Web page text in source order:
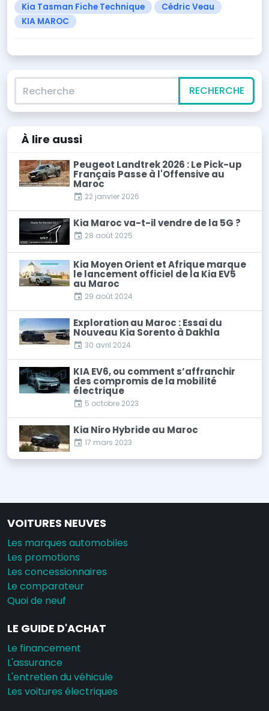
Kia Tasman Fiche Technique
Cédric Veau
KIA MAROC
Recherche
RECHERCHE
À lire aussi
Peugeot Landtrek 2026 : Le Pick-up
Français Passe à l'Offensive au
Maroc
22 janvier 2026
Kia Maroc va-t-il vendre de la 5G ?
28 août 2025
Kia Moyen Orient et Afrique marque
le lancement officiel de la Kia EV5
au Maroc
29 août 2024
Exploration au Maroc : Essai du
Nouveau Kia Sorento à Dakhla
30 avril 2024
KIA EV6, ou comment s’affranchir
des compromis de la mobilité
électrique
5 octobre 2023
Kia Niro Hybride au Maroc
17 mars 2023
VOITURES NEUVES
Les marques automobiles
Les promotions
Les concessionnaires
Le comparateur
Quoi de neuf
LE GUIDE D'ACHAT
Le financement
L'assurance
L'entretien du véhicule
Les voitures électriques